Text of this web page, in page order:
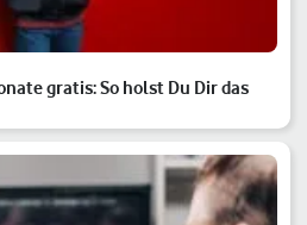
gratis: So holst Du Dir das